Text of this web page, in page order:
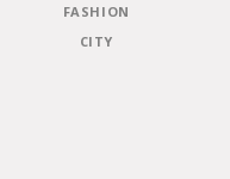
FASHION
CITY